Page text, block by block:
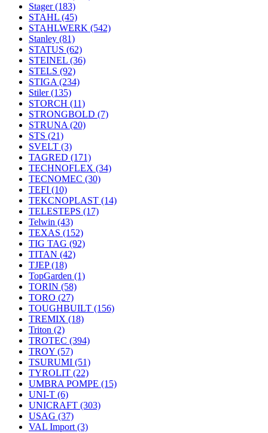
Stager(183)
STAHL (45)
STAHLWERK (542)
Stanley (81)
STATUS (62)
STEINEL (36)
STELS (92)
STIGA (234)
Stiler(135)
STORCH (11)
STRONGBOLD (7)
STRUNA (20)
STS (21)
SVELT (3)
TAGRED (171)
TECHNOFLEX (34)
TECNOMEC (30)
TEFI (10)
TEKCNOPLAST (14)
TELESTEPS (17)
Telwin (43)
TEXAS (152)
TIG TAG (92)
TITAN (42)
TJEP(18)
TopGarden (1)
TORIN (58)
TORO (27)
TOUGHBUILT (156)
TREMIX (18)
Triton (2)
TROTEC (394)
TROY (57)
TSURUMI (51)
TYROLIT (22)
UMBRA POMPE (15)
UNI-T (6)
UNICRAFT (303)
USAG (37)
VAL Import (3)